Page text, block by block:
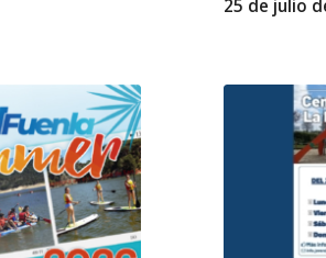
25 de julio